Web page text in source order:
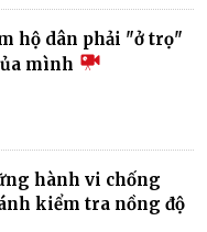
hộ dân phải "ở trọ"
mình
hành vi chống
kiểm tra nồng độ